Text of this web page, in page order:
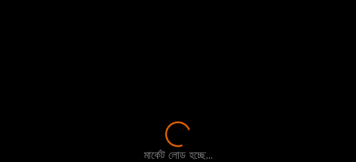
মার্কেট লোড হচ্ছে...